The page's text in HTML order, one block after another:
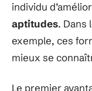
individu
aptitudes. Dans
exemple, ces
mieux se
Le premier